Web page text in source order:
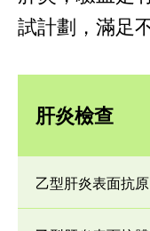
試計劃，滿足
肝炎檢查
乙型肝炎表面抗原